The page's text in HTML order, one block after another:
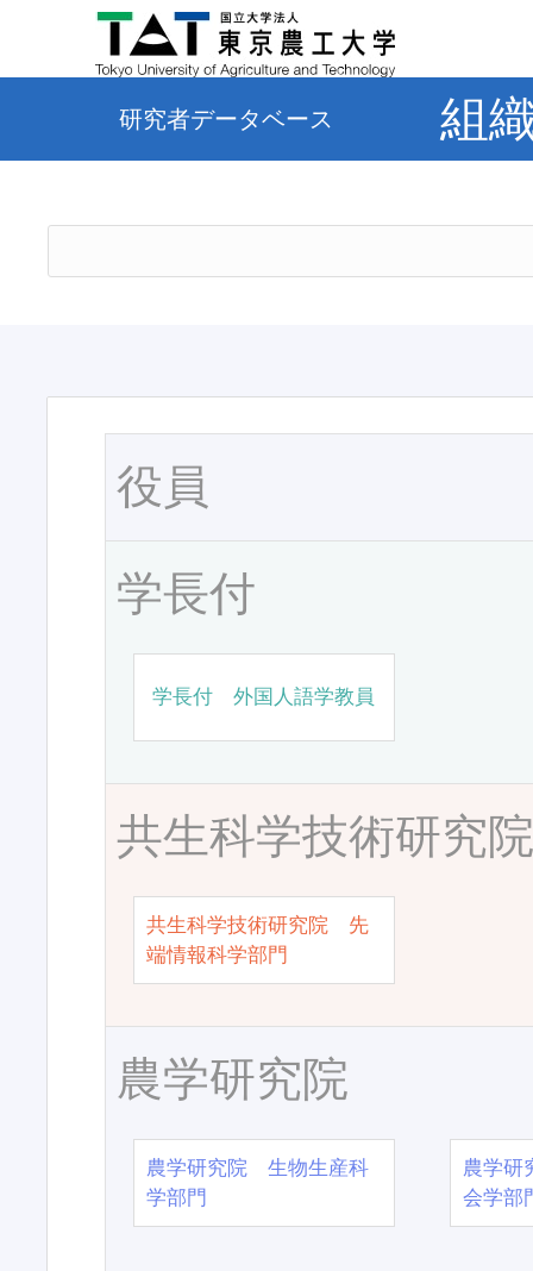
研究者データベース 組
役員
学長付
学長付 外国人語学教員
共生科学技術研究
共生科学技術研究院 先
端情報科学部門
農学研究院
農学研究院 生物生産科
学部門
農学
会学部